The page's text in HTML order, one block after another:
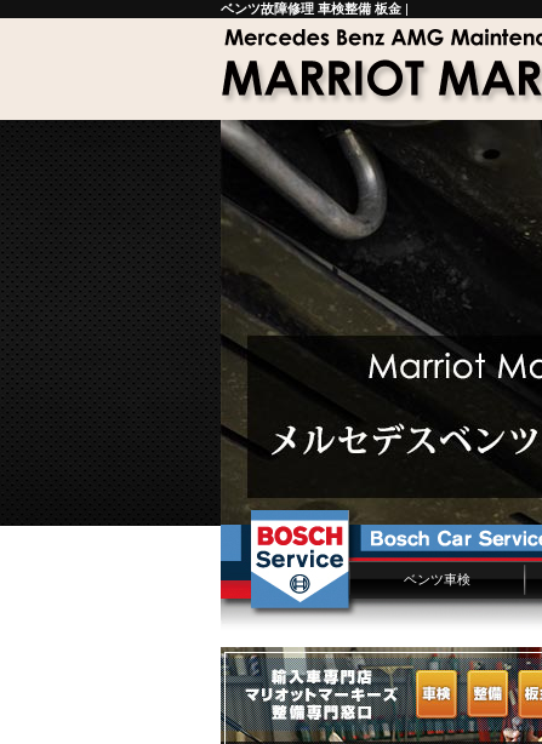
ベンツ故障修理 車検整備 板金 |
ベンツ車検
ベンツ車検概要
ベンツ車検費用
車検点検項目
Sクラス車検
Eクラス車検
Cクラス車検